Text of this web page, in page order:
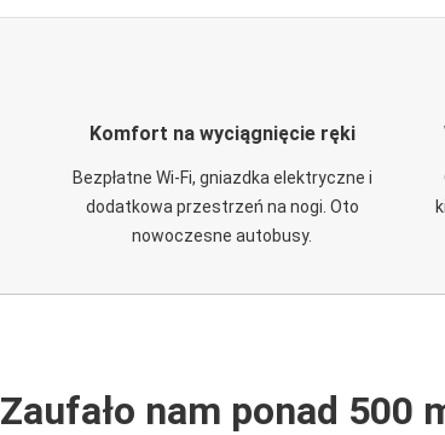
Komfort na wyciągnięcie ręki
Bezpłatne Wi-Fi, gniazdka elektryczne i
dodatkowa przestrzeń na nogi. Oto
nowoczesne autobusy.
Zaufało nam ponad 500